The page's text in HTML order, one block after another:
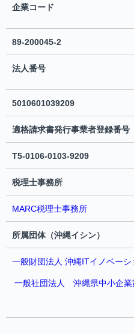
企業コード
89-200045-2
法人番号
5010601039209
適格請求書発行事業者登録番号
T5-0106-0103-9209
税理士事務所
MARC税理士事務所
所属団体（沖縄イシン）
一般財団法人 沖縄ITイノベー
一般社団法人 沖縄県中小企業